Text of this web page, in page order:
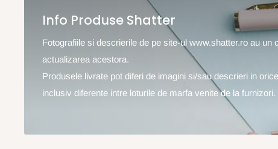
Info Produse Shatter
Fotografiile si descrierile de pe site-ul www.shatter.ro au
actualizarea acestora.
Produsele livrate pot diferi de imagini si/sau descrieri in
inclusiv diferente intre loturile de marfa venite de la furnizori.